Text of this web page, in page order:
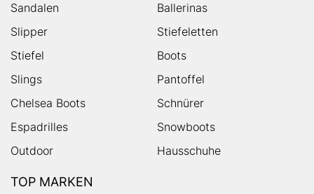
Sandalen
Ballerinas
Slipper
Stiefeletten
Stiefel
Boots
Slings
Pantoffel
Chelsea Boots
Schnürer
Espadrilles
Snowboots
Outdoor
Hausschuhe
TOP MARKEN